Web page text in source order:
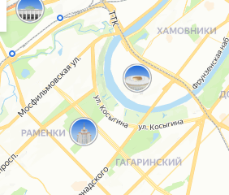
Услуги
Каталог
Упаковать подарок
В личный кабинет